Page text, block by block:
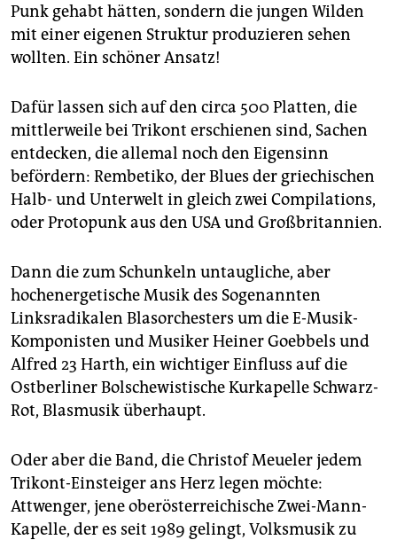
Punk gehabt hätten, sondern die jungen Wilden
mit einer eigenen Struktur produzieren sehen
wollten. Ein schöner Ansatz!
Dafür lassen sich auf den circa 500 Platten, die
mittlerweile bei Trikont erschienen sind, Sachen
entdecken, die allemal noch den Eigensinn
befördern: Rembetiko, der Blues der griechischen
Halb- und Unterwelt in gleich zwei Compilations,
oder Protopunk aus den USA und Großbritannien.
Dann die zum Schunkeln untaugliche, aber
hochenergetische Musik des Sogenannten
Linksradikalen Blas­orchesters um die E-Musik-
Komponisten und Musiker Heiner Goebbels und
Alfred 23 Harth, ein wichtiger Einfluss auf die
Ostberliner Bolschewistische Kurkapelle Schwarz-
Rot, Blasmusik überhaupt.
Oder aber die Band, die Christof Meueler jedem
Trikont-Einsteiger ans Herz legen möchte:
Attwenger, jene oberösterreichische Zwei-Mann-
Kapelle, der es seit 1989 gelingt, Volksmusik zu